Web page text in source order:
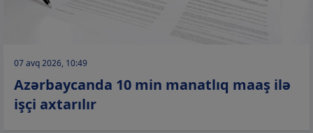
07 avq 2026, 10:49
Azərbaycanda 10 min manatlıq maaş ilə
işçi axtarılır